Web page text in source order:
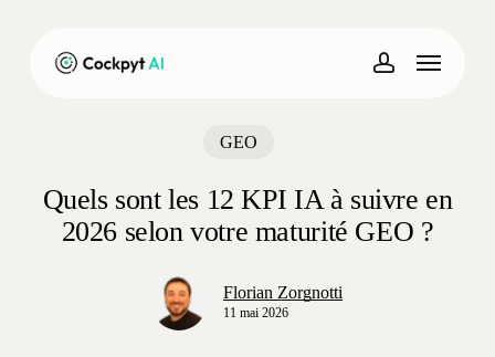
account
Menu
GEO
Quels sont les 12 KPI IA à suivre en
2026 selon votre maturité GEO ?
Florian Zorgnotti
11 mai 2026